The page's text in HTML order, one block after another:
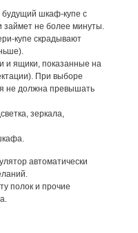
будущий шкаф-купе с
займет не более минуты.
купе скрадывают
и ящики, показанные на
При выборе
не должна превышать
зеркала,
автоматически
полок и прочие